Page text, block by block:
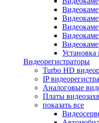
Видеорегистраторы
Turbo HD
IP
Аналоговые
Платы
показать все